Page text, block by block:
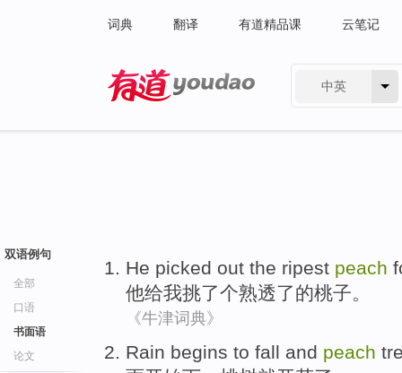
词典 翻译 有道精品课 云笔记
中英
双语例句
全部
口语
书面语
论文
He picked out the ripest peach
他给我挑了个熟透了的桃子。
《牛津词典》
Rain begins to fall and peach